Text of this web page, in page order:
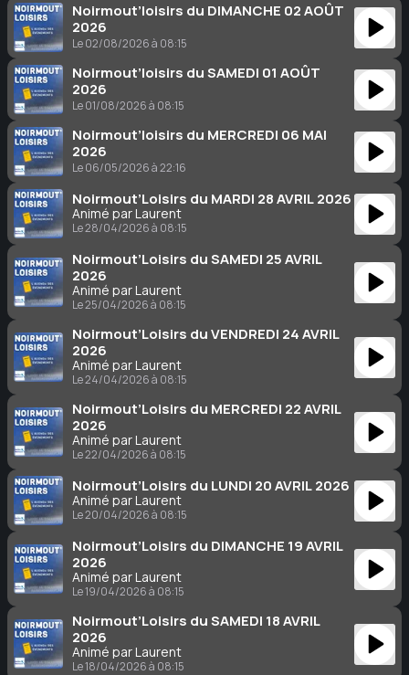
Noirmout’loisirs du DIMANCHE 02 AOÛT
2026
Le 02/08/2026 à 08:15
Noirmout’loisirs du SAMEDI 01 AOÛT
2026
Le 01/08/2026 à 08:15
Noirmout’loisirs du MERCREDI 06 MAI
2026
Le 06/05/2026 à 22:16
Noirmout’Loisirs du MARDI 28 AVRIL 2026
Animé par Laurent
Le 28/04/2026 à 08:15
Noirmout’Loisirs du SAMEDI 25 AVRIL
2026
Animé par Laurent
Le 25/04/2026 à 08:15
Noirmout’Loisirs du VENDREDI 24 AVRIL
2026
Animé par Laurent
Le 24/04/2026 à 08:15
Noirmout’Loisirs du MERCREDI 22 AVRIL
2026
Animé par Laurent
Le 22/04/2026 à 08:15
Noirmout’Loisirs du LUNDI 20 AVRIL 2026
Animé par Laurent
Le 20/04/2026 à 08:15
Noirmout’Loisirs du DIMANCHE 19 AVRIL
2026
Animé par Laurent
Le 19/04/2026 à 08:15
Noirmout’Loisirs du SAMEDI 18 AVRIL
2026
Animé par Laurent
Le 18/04/2026 à 08:15